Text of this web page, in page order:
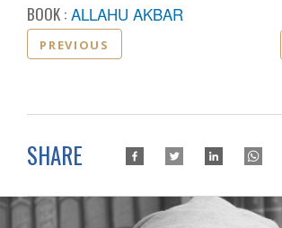
BOOK : ALLAHU AKBAR
PREVIOUS
SHARE